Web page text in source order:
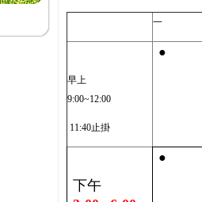
一
早上
9:00~12:00
11:40止掛
●
下午
●